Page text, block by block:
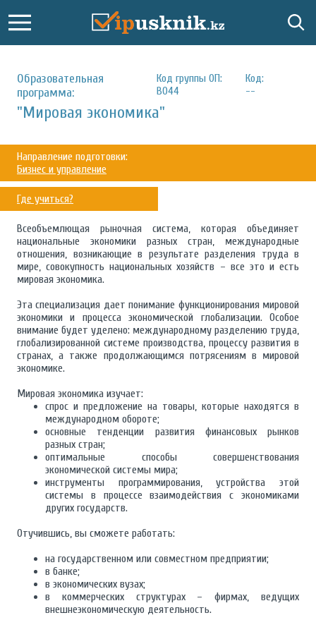
Образовательная
программа:
Код группы ОП:
B044
Код:
--
"Мировая экономика"
Направление подготовки:
Бизнес и управление
Где учиться?
Всеобъемлющая рыночная система, которая объединяет
национальные экономики разных стран, международные
отношения, возникающие в результате разделения труда в
мире, совокупность национальных хозяйств – все это и есть
мировая экономика.
Эта специализация дает понимание функционирования мировой
экономики и процесса экономической глобализации. Особое
внимание будет уделено: международному разделению труда,
глобализированной системе производства, процессу развития в
странах, а также продолжающимся потрясениям в мировой
экономике.
Мировая экономика изучает:
спрос и предложение на товары, которые находятся в
международном обороте;
основные тенденции развития финансовых рынков
разных стран;
оптимальные способы совершенствования
экономической системы мира;
инструменты программирования, устройства этой
системы в процессе взаимодействия с экономиками
других государств.
Отучившись, вы сможете работать:
на государственном или совместном предприятии;
в банке;
в экономических вузах;
в коммерческих структурах – фирмах, ведущих
внешнеэкономическую деятельность.